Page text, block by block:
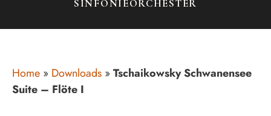
SINFONIEORCHESTER
Home » Downloads »Tschaikowsky Schwanensee
Suite – Flöte I